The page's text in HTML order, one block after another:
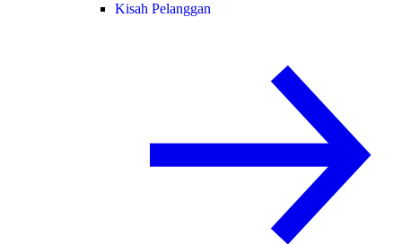
Kisah Pelanggan